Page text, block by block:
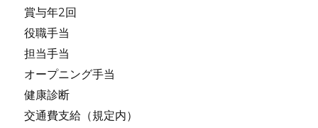
賞与年2回
役職手当
担当手当
オープニング手当
健康診断
交通費支給（規定内）